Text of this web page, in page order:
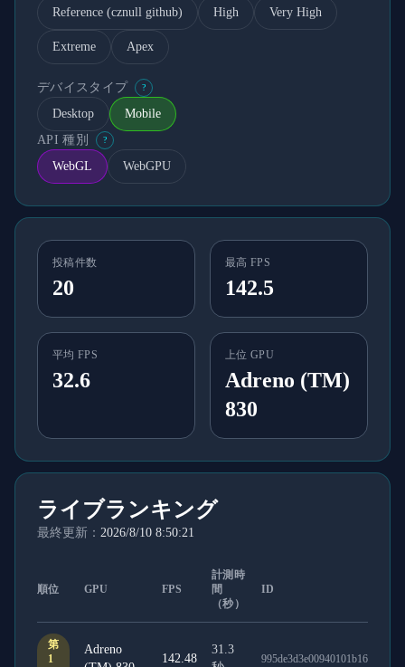
Reference (cznull github) High Very High
Extreme Apex
デバイスタイプ ?
Desktop
Mobile
API 種別
?
WebGL WebGPU
投稿件数
20
最高 FPS
142.5
平均 FPS
32.6
上位 GPU
Adreno (TM)
830
ライブランキング
最終更新： 2026/8/10 8:50:21
順位 GPU FPS
計測時
間
（秒）
ID
第
1
Adreno
142.48
31.3
995de3d3e00940101b16